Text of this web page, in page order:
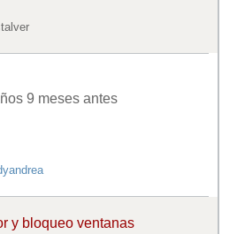
9 meses antes
y bloqueo ventanas